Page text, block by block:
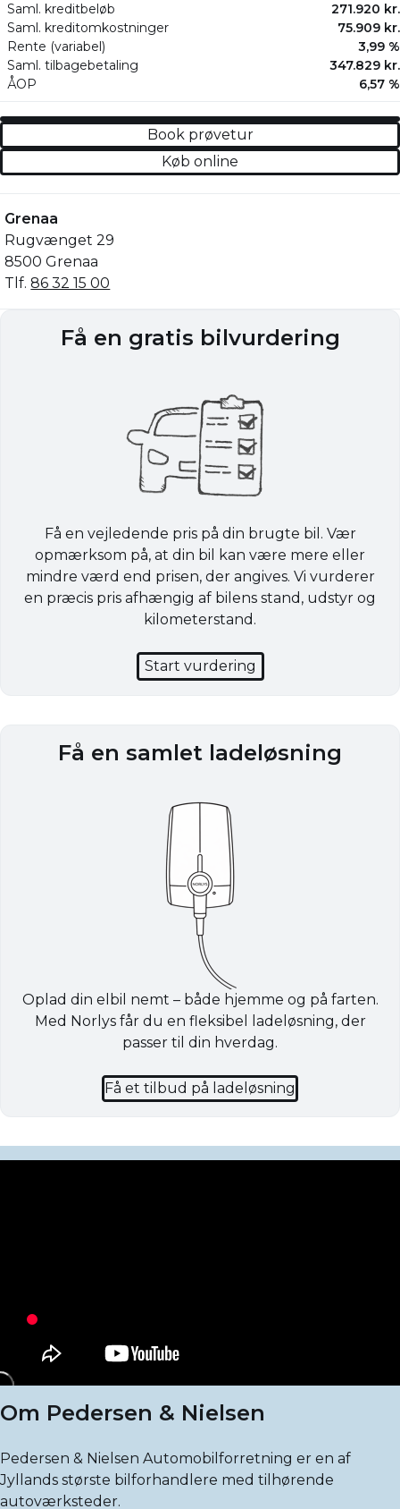
Saml. kreditbeløb
271.920 kr.
Saml. kreditomkostninger
75.909 kr.
Rente (variabel)
3,99 %
Saml. tilbagebetaling
347.829 kr.
ÅOP
6,57 %
Book prøvetur
Køb online
Grenaa
Rugvænget 29
8500 Grenaa
Tlf.86 32 15 00
Få en gratis bilvurdering
Få en vejledende pris på din brugte bil. Vær
opmærksom på, at din bil kan være mere eller
mindre værd end prisen, der angives. Vi vurderer
en præcis pris afhængig af bilens stand, udstyr og
kilometerstand.
Start vurdering
Få en samlet ladeløsning
Oplad din elbil nemt – både hjemme og på farten.
Med Norlys får du en fleksibel ladeløsning, der
passer til din hverdag.
Få et tilbud på ladeløsning
Om Pedersen & Nielsen
Pedersen & Nielsen Automobilforretning er en af
Jyllands største bilforhandlere med tilhørende
autoværksteder.